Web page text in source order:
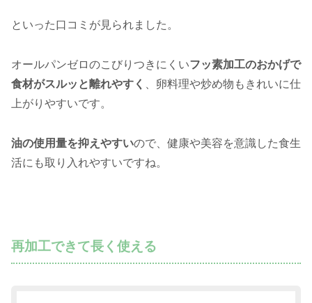
といった口コミが見られました。
オールパンゼロのこびりつきにくいフッ素加工のおかげで
食材がスルッと離れやすく
、卵料理や炒め物もきれいに仕
上がりやすいです。
油の使用量を抑えやすいので、健康や美容を意識した食生
活にも取り入れやすいですね。
再加工できて長く使える